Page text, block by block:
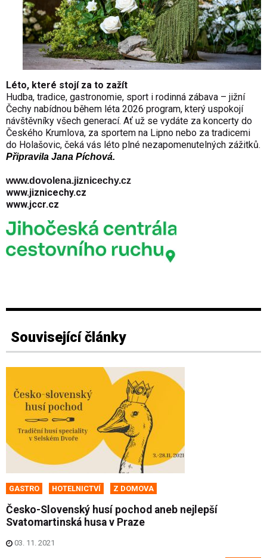
Léto, které stojí za to zažít
Hudba, tradice, gastronomie, sport i rodinná zábava – jižní
Čechy nabídnou během léta 2026 program, který uspokojí
návštěvníky všech generací. Ať už se vydáte za koncerty do
Českého Krumlova, za sportem na Lipno nebo za tradicemi
do Holašovic, čeká vás léto plné nezapomenutelných zážitků.
Připravila Jana Píchová.
www.dovolena.jiznicechy.cz
www.jiznicechy.cz
www.jccr.cz
Související články
GASTRO HOTELNICTVÍ Z DOMOVA
Česko-Slovenský husí pochod aneb nejlepší
Svatomartinská husa v Praze
03. 11. 2021